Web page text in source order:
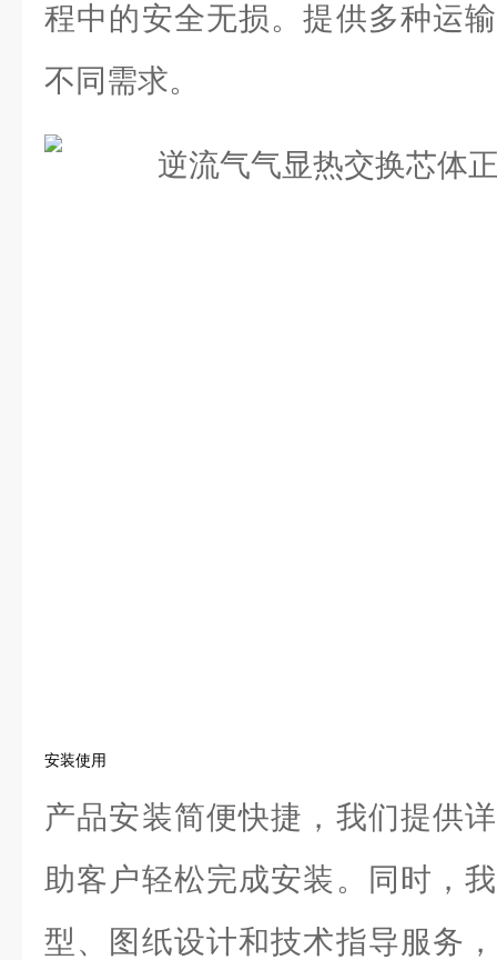
程中的安全无损。提供多种运
不同需求。
安装使用
产品安装简便快捷，我们提供
助客户轻松完成安装。同时，
型、图纸设计和技术指导服务